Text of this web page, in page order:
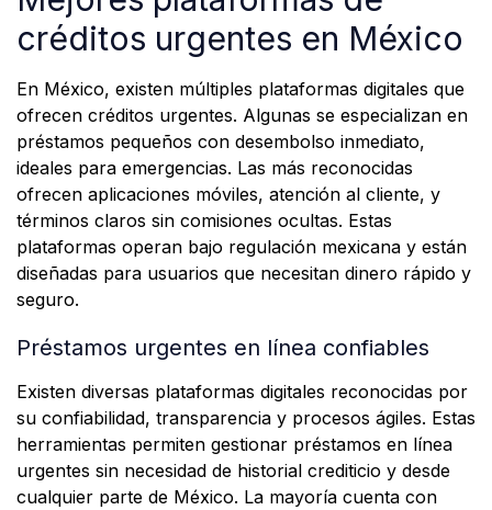
créditos urgentes en México
En México, existen múltiples plataformas digitales que
ofrecen créditos urgentes. Algunas se especializan en
préstamos pequeños con desembolso inmediato,
ideales para emergencias. Las más reconocidas
ofrecen aplicaciones móviles, atención al cliente, y
términos claros sin comisiones ocultas. Estas
plataformas operan bajo regulación mexicana y están
diseñadas para usuarios que necesitan dinero rápido y
seguro.
Préstamos urgentes en línea confiables
Existen diversas plataformas digitales reconocidas por
su confiabilidad, transparencia y procesos ágiles. Estas
herramientas permiten gestionar préstamos en línea
urgentes sin necesidad de historial crediticio y desde
cualquier parte de México. La mayoría cuenta con